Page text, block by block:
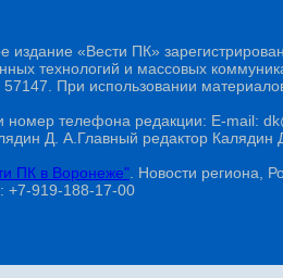
издание «Вести ПК»
технологий и массовых
При использовании
номер телефона редакции: E-mail:
Д. А.Главный редактор
ПК в Воронеже" . Новости региона,
+7-919-188-17-00